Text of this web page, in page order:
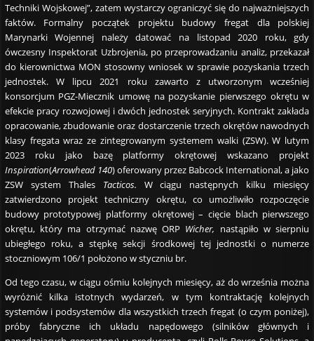
Techniki Wojskowej”, zatem wystarczy ograniczyć się do najważniejszych
faktów. Formalny początek projektu budowy fregat dla polskiej
Marynarki Wojennej należy datować na listopad 2020 roku, gdy
ówczesny Inspektorat Uzbrojenia, po przeprowadzaniu analiz, przekazał
do kierownictwa MON stosowny wniosek w sprawie pozyskania trzech
jednostek. W lipcu 2021 roku zawarto z utworzonym wcześniej
konsorcjum PGZ-Miecznik umowę na pozyskanie pierwszego okrętu w
efekcie pracy rozwojowej i dwóch jednostek seryjnych. Kontrakt zakłada
opracowanie, zbudowanie oraz dostarczenie trzech okrętów nawodnych
klasy fregata wraz ze zintegrowanym systemem walki (ZSW). W lutym
2023 roku jako bazę platformy okrętowej wskazano projekt
Inspiration(Arrowhead 140) oferowany przez Babcock International, a jako
ZSW system Thales Tacticos. W ciągu następnych kilku miesięcy
zatwierdzono projekt techniczny okrętu, co umożliwiło rozpoczęcie
budowy prototypowej platformy okrętowej – cięcie blach pierwszego
okrętu, który ma otrzymać nazwę ORP Wicher, nastąpiło w sierpniu
ubiegłego roku, a stępkę sekcji środkowej tej jednostki o numerze
stoczniowym 106/1 położono w styczniu br.
Od tego czasu, w ciągu ośmiu kolejnych miesięcy, aż do września można
wyróżnić kilka istotnych wydarzeń, w tym kontraktację kolejnych
systemów i podsystemów dla wszystkich trzech fregat (o czym poniżej),
próby fabryczne ich układu napędowego (silników głównych i